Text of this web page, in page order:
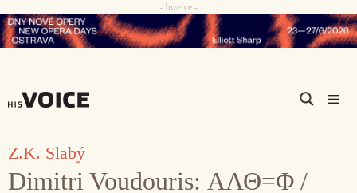
Přeskočit
na
- Inzerce -
Z.K. Slabý
Dimitri Voudouris: ΑΛΘ=Φ /